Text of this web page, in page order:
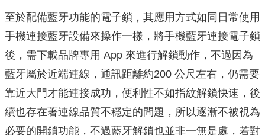
至於配備藍牙功能的電子鎖，其應用方式如同日常使用
手機連接藍牙設備來操作一樣，將手機藍牙連接電子鎖
後，需下載品牌專用 App 來進行解鎖動作，不過因為
藍牙屬於近端連線，通訊距離約200 公尺左右，仍需要
靠近大門才能連接成功，便利性不如指紋解鎖快速，後
續也存在著連線品質不穩定的問題，所以逐漸不被視為
必要的開鎖功能，不過藍牙解鎖也並非一無是處，若對